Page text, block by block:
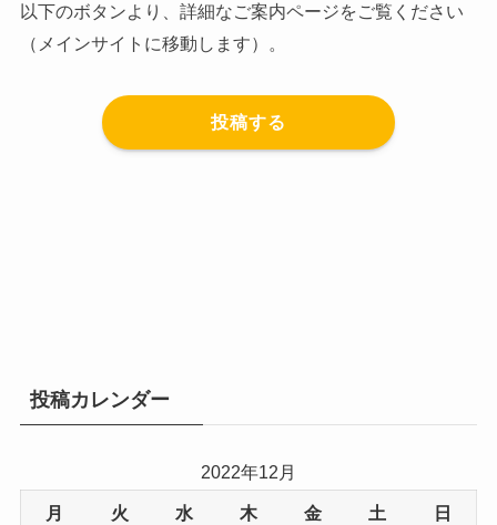
以下のボタンより、詳細なご案内ページをご覧ください
（メインサイトに移動します）。
投稿する
投稿カレンダー
2022年12月
月 火 水 木 金 土 日